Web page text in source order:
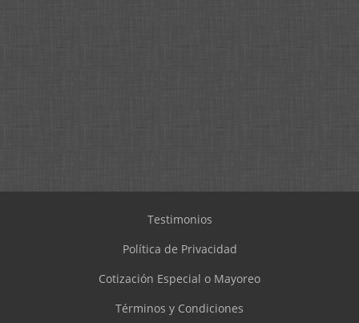
Testimonios
Política de Privacidad
Cotización Especial o Mayoreo
Términos y Condiciones